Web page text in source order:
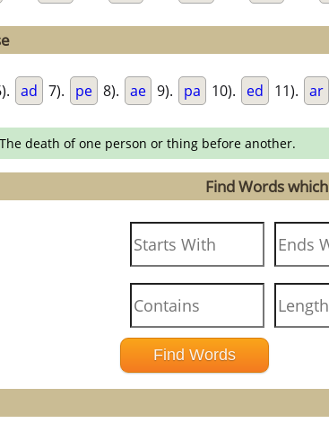
ad 7). pe 8). ae 9). pa 10). ed 11). ar
death of one person or thing before another.
Find Words which